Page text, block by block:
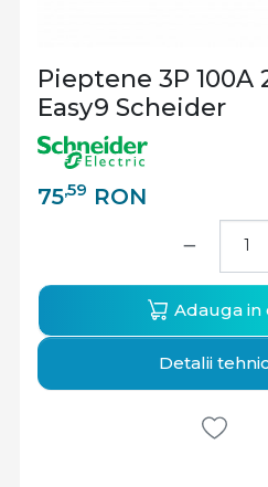
Pieptene 3P 100A
Easy9 Scheider
75,59 RON
−
Adauga in
Detalii